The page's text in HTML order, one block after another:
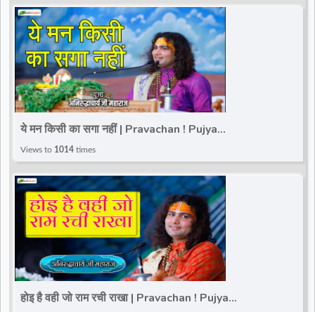
ये मन किसी का सगा नहीं | Pravachan ! Pujya
Aniruddhacharya Ji Maharaj
Views to 1014 times
होइ है वही जो राम रची राखा | Pravachan ! Pujya